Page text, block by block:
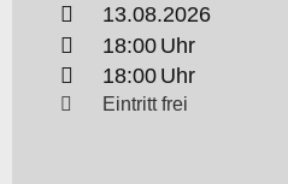
13.08.2026
18:00
18:00
Eintritt frei